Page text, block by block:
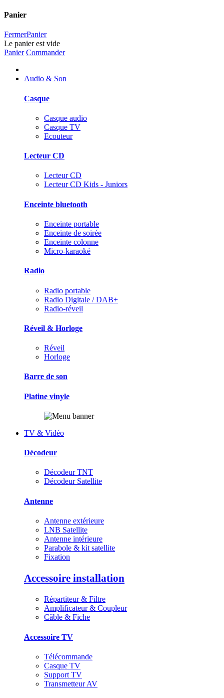
Panier
FermerPanier
Le panier est vide
Panier Commander
Audio & Son
Casque
Casque audio
Casque TV
Ecouteur
Lecteur CD
Lecteur CD
Lecteur CD Kids - Juniors
Enceinte bluetooth
Enceinte portable
Enceinte de soirée
Enceinte colonne
Micro-karaoké
Radio
Radio portable
Radio Digitale / DAB+
Radio-réveil
Réveil & Horloge
Réveil
Horloge
Barre de son
Platine vinyle
TV & Vidéo
Décodeur
Décodeur TNT
Décodeur Satellite
Antenne
Antenne extérieure
LNB Satellite
Antenne intérieure
Parabole & kit satellite
Fixation
Accessoire installation
Répartiteur & Filtre
Amplificateur & Coupleur
Câble & Fiche
Accessoire TV
Télécommande
Casque TV
Support TV
Transmetteur AV